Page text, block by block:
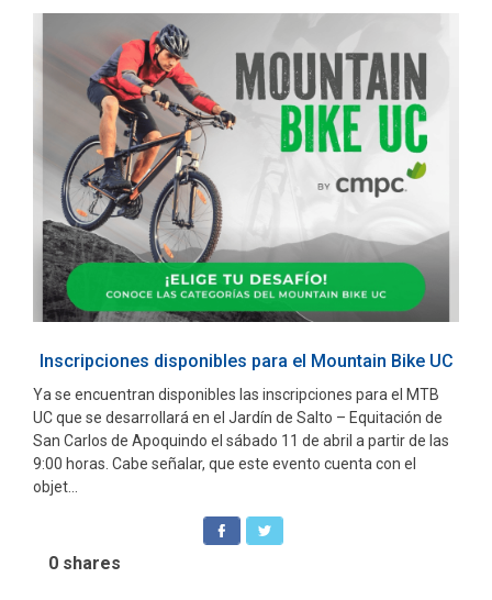
Inscripciones disponibles para el Mountain Bike UC
Ya se encuentran disponibles las inscripciones para el MTB
UC que se desarrollará en el Jardín de Salto – Equitación de
San Carlos de Apoquindo el sábado 11 de abril a partir de las
9:00 horas. Cabe señalar, que este evento cuenta con el
objet...
0 shares